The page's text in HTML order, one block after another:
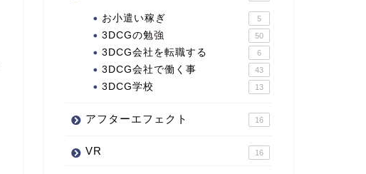
お小遣い稼ぎ 5
3DCGの勉強 50
3DCG会社を転職する 6
3DCG会社で働く事 43
3DCG学校 13
アフターエフェクト 16
VR 16